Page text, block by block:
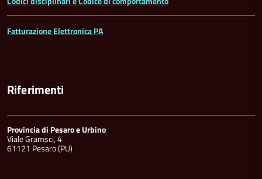
Fatturazione Elettronica PA
Riferimenti
Provincia di Pesaro e Urbino
Viale Gramsci, 4
61121 Pesaro (PU)